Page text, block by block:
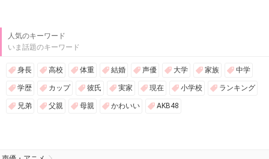
人気のキーワード
いま話題のキーワード
身長 高校 体重 結婚 声優 大学 家族 中学
学歴 カップ 彼氏 実家 現在 小学校 ランキング
兄弟 父親 母親 かわいい AKB48